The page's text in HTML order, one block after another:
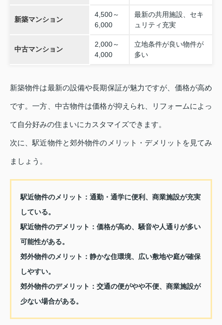
新築マンション
4,500～
6,000
最新の共用施設、セキ
ュリティ充実
中古マンション
2,000～
4,000
立地条件が良い物件が
多い
新築物件は最新の設備や長期保証が魅力ですが、価格が高め
です。一方、中古物件は価格が抑えられ、リフォームによっ
て自分好みの住まいにカスタマイズできます。
次に、駅近物件と郊外物件のメリット・デメリットを見てみ
ましょう。
駅近物件のメリット： 通勤・通学に便利、商業施設が充実
している。
駅近物件のデメリット： 価格が高め、騒音や人通りが多い
可能性がある。
郊外物件のメリット： 静かな住環境、広い敷地や庭が確保
しやすい。
郊外物件のデメリット： 交通の便がやや不便、商業施設が
少ない場合がある。